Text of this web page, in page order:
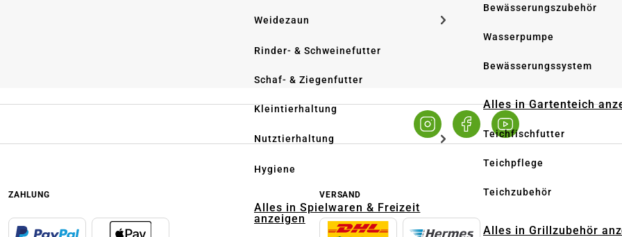
Weidezaun
Rinder- & Schweinefutter
Schaf- & Ziegenfutter
Kleintierhaltung
Nutztierhaltung
Hygiene
Alles in Spielwaren & Freizeit
anzeigen
Bewässerungszubehör
Wasserpumpe
Bewässerungssystem
Alles in Gartenteich
Teichfischfutter
Teichpflege
Teichzubehör
Alles in Grillzubehör
ZAHLUNG VERSAND